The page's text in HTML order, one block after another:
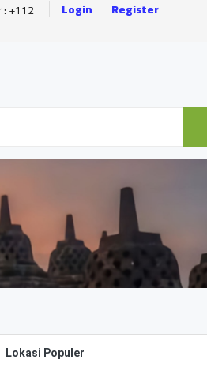
: +112 Login Register
Lokasi Populer